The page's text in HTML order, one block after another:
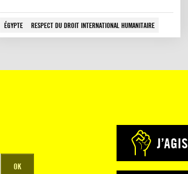
ÉGYPTE RESPECT DU DROIT INTERNATIONAL HUMANITAIRE
OK
J’AGIS